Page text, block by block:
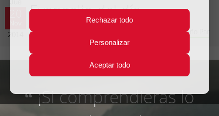
Rechazar todo
Personalizar
Aceptar todo
2014
Evangelio del día
Trigésimo tercera semana del Tiempo Ordinario - Año Par
“¡Si comprendieras lo